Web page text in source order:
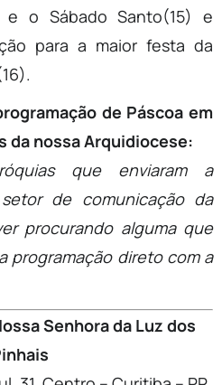
e o Sábado Santo(15) e
para a maior festa da
de Páscoa em
da nossa Arquidiocese:
que enviaram a
de comunicação da
procurando alguma que
programação direto com a
Senhora da Luz dos